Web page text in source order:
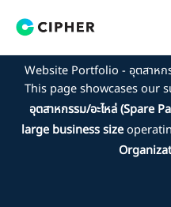
Website Portfolio - อุตสาหก
This page showcases our
อุตสาหกรรม/อะไหล่ (Spare
large business size